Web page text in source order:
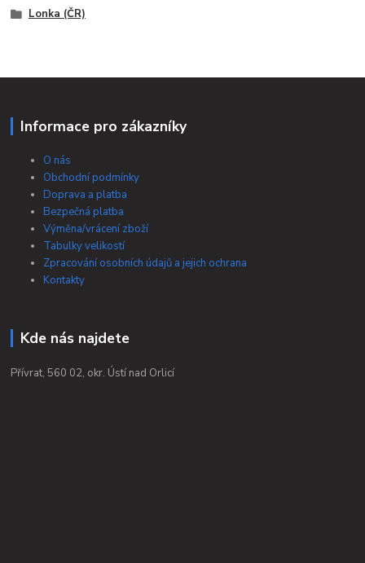
Lonka (ČR)
Informace pro zákazníky
O nás
Obchodní podmínky
Doprava a platba
Bezpečná platba
Výměna/vrácení zboží
Tabulky velikostí
Zpracování osobních údajů a jejich ochrana
Kontakty
Kde nás najdete
Přívrat, 560 02, okr. Ústí nad Orlicí